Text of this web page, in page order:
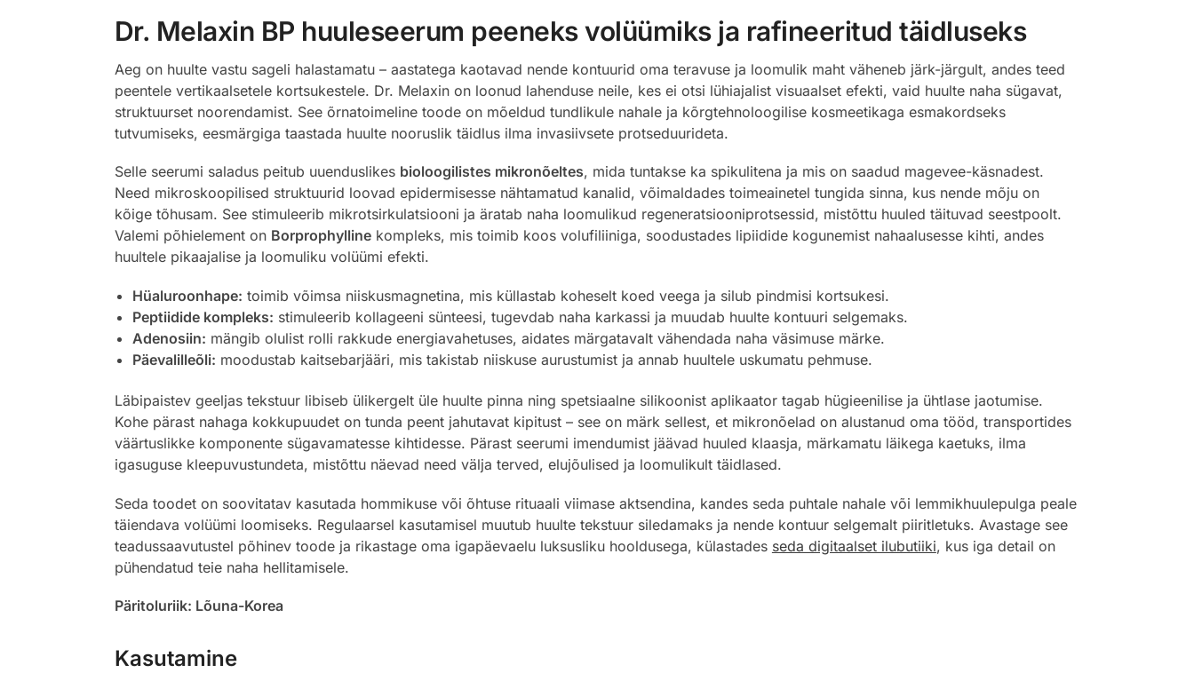
Dr. Melaxin BP huuleseerum peeneks volüümiks ja rafineeritud täidluseks
Aeg on huulte vastu sageli halastamatu – aastatega kaotavad nende kontuurid oma teravuse ja loomulik maht väheneb järk-järgult, andes teed
peentele vertikaalsetele kortsukestele. Dr. Melaxin on loonud lahenduse neile, kes ei otsi lühiajalist visuaalset efekti, vaid huulte naha sügavat,
struktuurset noorendamist. See õrnatoimeline toode on mõeldud tundlikule nahale ja kõrgtehnoloogilise kosmeetikaga esmakordseks
tutvumiseks, eesmärgiga taastada huulte nooruslik täidlus ilma invasiivsete protseduurideta.
Selle seerumi saladus peitub uuenduslikes bioloogilistes mikronõeltes, mida tuntakse ka spikulitena ja mis on saadud magevee-käsnadest.
Need mikroskoopilised struktuurid loovad epidermisesse nähtamatud kanalid, võimaldades toimeainetel tungida sinna, kus nende mõju on
kõige tõhusam. See stimuleerib mikrotsirkulatsiooni ja äratab naha loomulikud regeneratsiooniprotsessid, mistõttu huuled täituvad seestpoolt.
Valemi põhielement on Borprophyllinekompleks, mis toimib koos volufiliiniga, soodustades lipiidide kogunemist nahaalusesse kihti, andes
huultele pikaajalise ja loomuliku volüümi efekti.
Hüaluroonhape: toimib võimsa niiskusmagnetina, mis küllastab koheselt koed veega ja silub pindmisi kortsukesi.
Peptiidide kompleks: stimuleerib kollageeni sünteesi, tugevdab naha karkassi ja muudab huulte kontuuri selgemaks.
Adenosiin: mängib olulist rolli rakkude energiavahetuses, aidates märgatavalt vähendada naha väsimuse märke.
Päevalilleõli: moodustab kaitsebarjääri, mis takistab niiskuse aurustumist ja annab huultele uskumatu pehmuse.
Läbipaistev geeljas tekstuur libiseb ülikergelt üle huulte pinna ning spetsiaalne silikoonist aplikaator tagab hügieenilise ja ühtlase jaotumise.
Kohe pärast nahaga kokkupuudet on tunda peent jahutavat kipitust – see on märk sellest, et mikronõelad on alustanud oma tööd, transportides
väärtuslikke komponente sügavamatesse kihtidesse. Pärast seerumi imendumist jäävad huuled klaasja, märkamatu läikega kaetuks, ilma
igasuguse kleepuvustundeta, mistõttu näevad need välja terved, elujõulised ja loomulikult täidlased.
Seda toodet on soovitatav kasutada hommikuse või õhtuse rituaali viimase aktsendina, kandes seda puhtale nahale või lemmikhuulepulga peale
täiendava volüümi loomiseks. Regulaarsel kasutamisel muutub huulte tekstuur siledamaks ja nende kontuur selgemalt piiritletuks. Avastage see
teadussaavutustel põhinev toode ja rikastage oma igapäevaelu luksusliku hooldusega, külastades seda digitaalset ilubutiiki, kus iga detail on
pühendatud teie naha hellitamisele.
Päritoluriik: Lõuna-Korea
Kasutamine